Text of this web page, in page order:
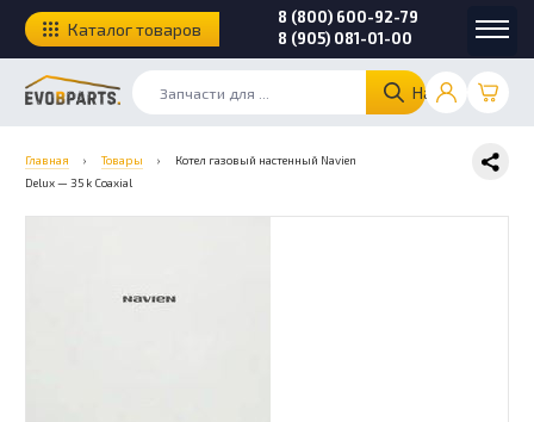
Найти
8 (800) 600-92-79
8 (905) 081-01-00
Каталог товаров
Главная › Товары ›
Котел газовый настенный Navien
Delux — 35 k Coaxial